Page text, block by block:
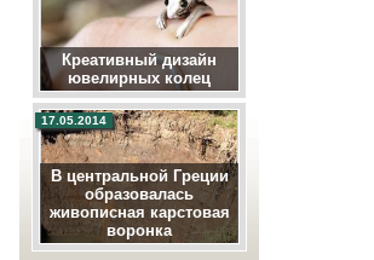
Креативный дизайн
ювелирных колец
В центральной Греции
образовалась
живописная карстовая
воронка
17.05.2014